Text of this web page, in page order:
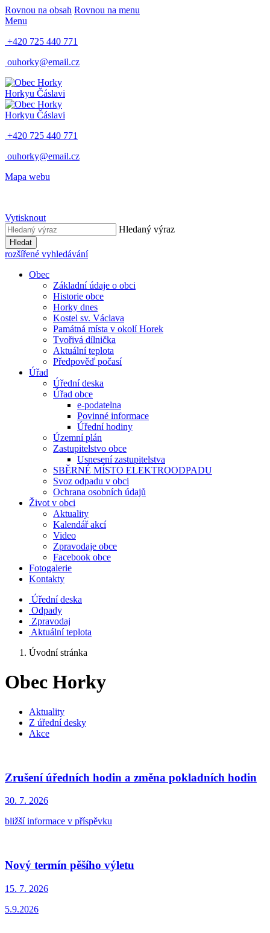
Rovnou na obsah Rovnou na menu
Menu
+420 725 440 771
ouhorky@email.cz
Horkyu Čáslavi
Horkyu Čáslavi
+420 725 440 771
ouhorky@email.cz
Mapa webu
Vytisknout
Hledaný výraz
Hledat
rozšířené vyhledávání
Obec
Základní údaje o obci
Historie obce
Horky dnes
Kostel sv. Václava
Památná místa v okolí Horek
Tvořivá dílnička
Aktuální teplota
Předpověď počasí
Úřad
Úřední deska
Úřad obce
e-podatelna
Povinné informace
Úřední hodiny
Územní plán
Zastupitelstvo obce
Usnesení zastupitelstva
SBĚRNÉ MÍSTO ELEKTROODPADU
Svoz odpadu v obci
Ochrana osobních údajů
Život v obci
Aktuality
Kalendář akcí
Video
Zpravodaje obce
Facebook obce
Fotogalerie
Kontakty
Úřední deska
Odpady
Zpravodaj
Aktuální teplota
Úvodní stránka
Obec Horky
Aktuality
Z úřední desky
Akce
Zrušení úředních hodin a změna pokladních hodin
30. 7. 2026
bližší informace v příspěvku
Nový termín pěšího výletu
15. 7. 2026
5.9.2026